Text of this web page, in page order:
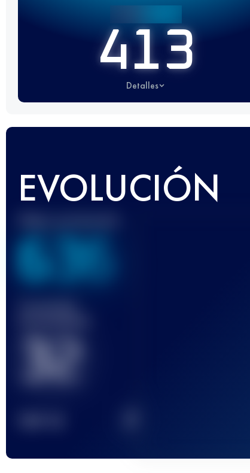
413
Detalles
EVOLUCIÓN
636
32